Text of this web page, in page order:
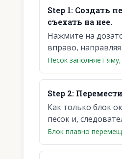
Step 1: Создать
съехать на нее.
Нажмите на
вправо,
Песок заполняет
Step 2:
Как только блок
песок и,
Блок плавно